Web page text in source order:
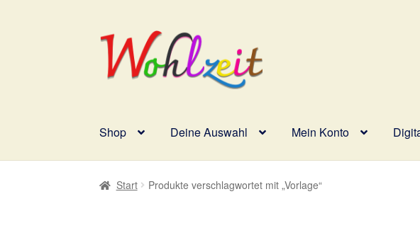
Zur
Navigation
springen
Zum
Inhalt
springen
Shop Deine Auswahl Mein Konto
StartAGB Datenschutzerklärung Deine Auswahl
Start Produkte verschlagwortet mit „Vorlage“